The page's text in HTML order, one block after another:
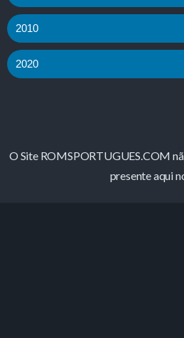
2010
2020
O Site ROMSPORTUGUES.COM
presente aqui